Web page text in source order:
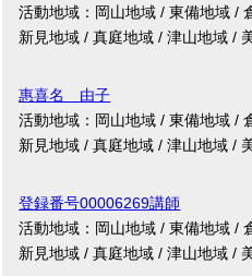
活動地域：岡山地域 / 東備地域 /
新見地域 / 真庭地域 / 津山地域 /
惠喜名 由子
活動地域：岡山地域 / 東備地域 /
新見地域 / 真庭地域 / 津山地域 /
登録番号00006269講師
活動地域：岡山地域 / 東備地域 /
新見地域 / 真庭地域 / 津山地域 /